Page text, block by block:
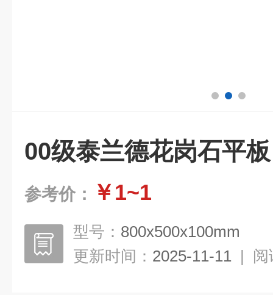
00级泰兰德花岗石平板
参考价： ￥1~1
型号： 800x500x100mm
更新时间： 2025-11-11 | 阅